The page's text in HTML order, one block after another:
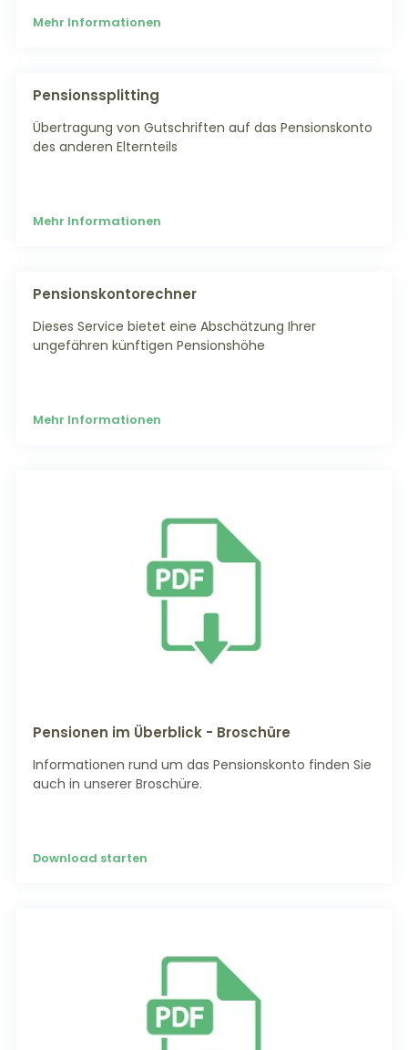
Mehr Informationen
Pensionssplitting
Übertragung von Gutschriften auf das Pensionskonto
des anderen Elternteils
Mehr Informationen
Pensionskontorechner
Dieses Service bietet eine Abschätzung Ihrer
ungefähren künftigen Pensionshöhe
Mehr Informationen
Pensionen im Überblick - Broschüre
Informationen rund um das Pensionskonto finden Sie
auch in unserer Broschüre.
Download starten